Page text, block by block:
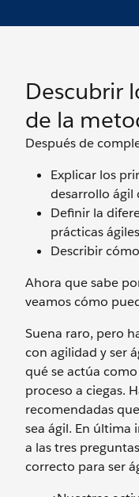
Descubrir
de la
Después de
Explicar los
desarrollo ágil
Definir la
prácticas
Describir
Ahora que sabe
veamos cómo
Suena raro, pero
con agilidad y ser
qué se actúa
proceso a ciegas.
recomendadas
sea ágil. En última
a las tres
correcto para ser